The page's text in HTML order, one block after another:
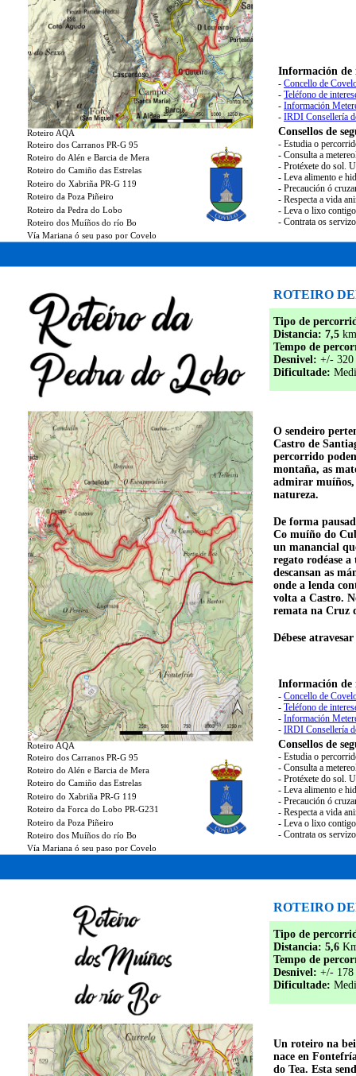
Roteiro AQA
Roteiro dos Carranos PR-G 95
Roteiro do Alén e Barcia de Mera
Roteiro do Camiño das Estrelas
Roteiro do Xabriña PR-G 119
Roteiro da Poza Piñeiro
Roteiro da Pedra do Lobo
Roteiro dos Muíños do río Bo
Vía Mariana ó seu paso por Covelo
Información de
- Concello de
- Teléfono de
- Información
- IRDI Consellería
Consellos de
- Estudia o
- Consulta a
- Protéxete do sol.
- Leva alimento e
- Precaución ó
- Respecta a vida
- Leva o lixo
- Contrata os
Roteiro AQA
Roteiro dos Carranos PR-G 95
Roteiro do Alén e Barcia de Mera
Roteiro do Camiño das Estrelas
Roteiro do Xabriña PR-G 119
Roteiro da Forca do Lobo PR-G231
Roteiro da Poza Piñeiro
Roteiro dos Muíños do río Bo
Vía Mariana ó seu paso por Covelo
ROTEIRO
Tipo de
Distancia: 7,5
Tempo de
Desnivel:+/-
Dificultade:
O sendeiro
Castro de
percorrido
montaña, as
admirar muíños,
natureza.
De forma
Co muíño do
un manancial
regato rodéase
descansan as
onde a lenda
volta a Castro.
remata na Cruz
Débese
Información de
- Concello de
- Teléfono de
- Información
- IRDI Consellería
Consellos de
- Estudia o
- Consulta a
- Protéxete do sol.
- Leva alimento e
- Precaución ó
- Respecta a vida
- Leva o lixo
- Contrata os
ROTEIRO
Tipo de
Distancia: 5,6
Tempo de
Desnivel:+/-
Dificultade:
Un roteiro na
nace en
do Tea. Esta